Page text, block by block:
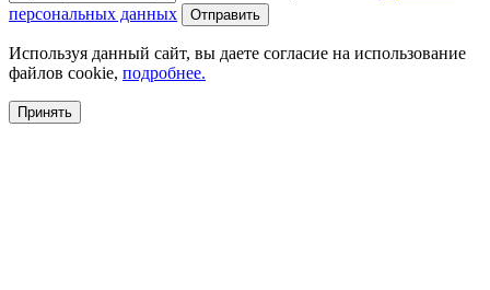
персональных данных
Используя данный сайт, вы даете согласие на использование
файлов cookie, подробнее.
Принять